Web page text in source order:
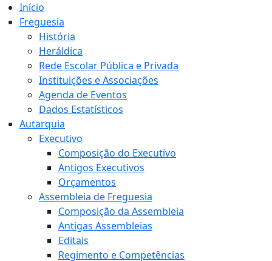
Início
Freguesia
História
Heráldica
Rede Escolar Pública e Privada
Instituições e Associações
Agenda de Eventos
Dados Estatísticos
Autarquia
Executivo
Composição do Executivo
Antigos Executivos
Orçamentos
Assembleia de Freguesia
Composição da Assembleia
Antigas Assembleias
Editais
Regimento e Competências